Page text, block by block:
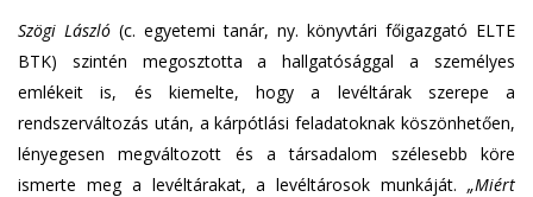
Szögi László (c. egyetemi tanár, ny. könyvtári főigazgató ELTE
BTK) szintén megosztotta a hallgatósággal a személyes
emlékeit is, és kiemelte, hogy a levéltárak szerepe a
rendszerváltozás után, a kárpótlási feladatoknak köszönhetően,
lényegesen megváltozott és a társadalom szélesebb köre
ismerte meg a levéltárakat, a levéltárosok munkáját. „Miért